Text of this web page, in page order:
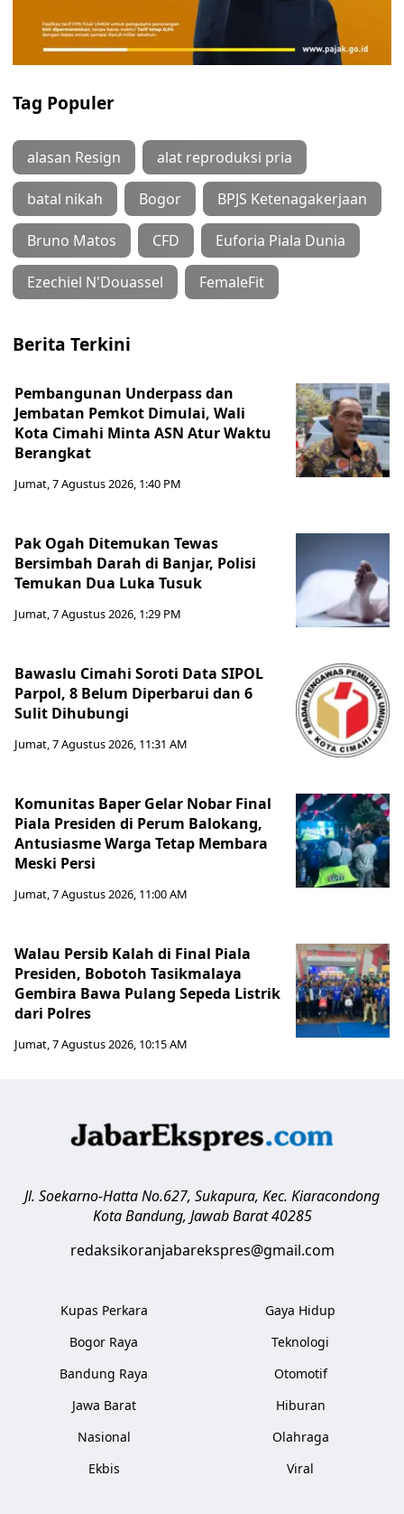
Tag Populer
alasan Resign alat reproduksi pria
batal nikah Bogor BPJS Ketenagakerjaan
Bruno Matos CFD Euforia Piala Dunia
Ezechiel N'Douassel FemaleFit
Berita Terkini
Pembangunan Underpass dan
Jembatan Pemkot Dimulai, Wali
Kota Cimahi Minta ASN Atur Waktu
Berangkat
Jumat, 7 Agustus 2026, 1:40 PM
Pak Ogah Ditemukan Tewas
Bersimbah Darah di Banjar, Polisi
Temukan Dua Luka Tusuk
Jumat, 7 Agustus 2026, 1:29 PM
Bawaslu Cimahi Soroti Data SIPOL
Parpol, 8 Belum Diperbarui dan 6
Sulit Dihubungi
Jumat, 7 Agustus 2026, 11:31 AM
Komunitas Baper Gelar Nobar Final
Piala Presiden di Perum Balokang,
Antusiasme Warga Tetap Membara
Meski Persi
Jumat, 7 Agustus 2026, 11:00 AM
Walau Persib Kalah di Final Piala
Presiden, Bobotoh Tasikmalaya
Gembira Bawa Pulang Sepeda Listrik
dari Polres
Jumat, 7 Agustus 2026, 10:15 AM
Jl. Soekarno-Hatta No.627, Sukapura, Kec. Kiaracondong
Kota Bandung, Jawab Barat 40285
redaksikoranjabarekspres@gmail.com
Kupas Perkara
Bogor Raya
Bandung Raya
Jawa Barat
Nasional
Ekbis
Gaya Hidup
Teknologi
Otomotif
Hiburan
Olahraga
Viral